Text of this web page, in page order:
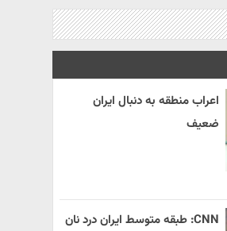
اعراب منطقه به دنبال ایران
ضعیف
CNN: طبقه متوسط ایران درد نان